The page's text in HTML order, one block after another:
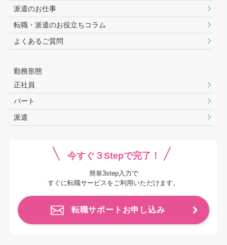
派遣のお仕事
転職・派遣のお役⽴ちコラム
よくあるご質問
勤務形態
正社員
パート
派遣
今すぐ３Stepで完了！
簡単3step入力で
すぐに転職サービスをご利用いただけます。
転職サポートお申し込み